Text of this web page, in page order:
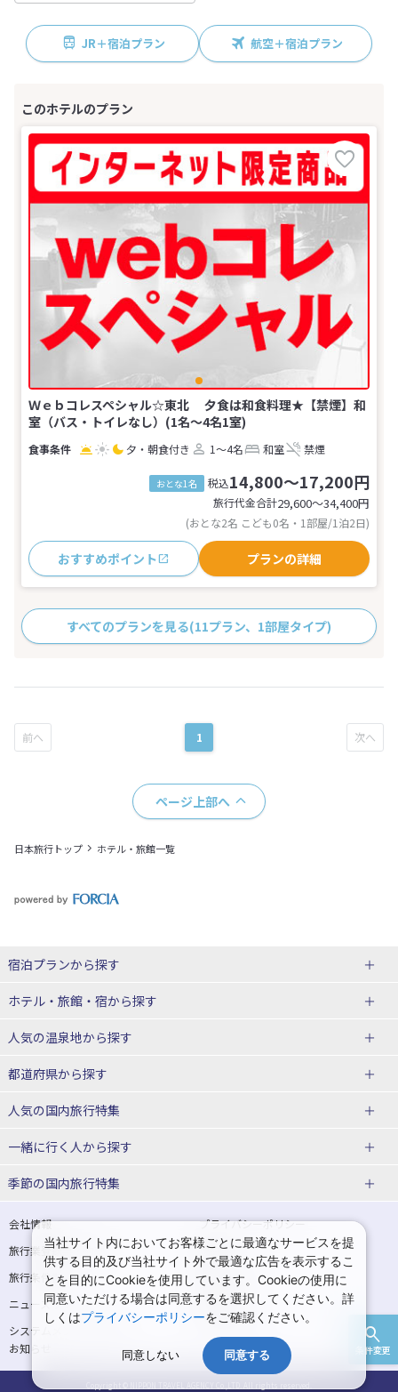
条件変更
JR＋宿泊プラン 航空＋宿泊プラン
Ｗｅｂコレスペシャル☆東北 夕食は和食料理★【禁煙】和
室（バス・トイレなし）(1名～4名1室)
夕・朝食付き 1～4名 和室 禁煙
おとな1名 税込14,800～17,200円
旅行代金合計29,600〜34,400円
(おとな2名 こども0名・1部屋/1泊2日)
おすすめポイント プランの詳細
すべてのプランを見る(11プラン、1部屋タイプ)
1
ページ上部へ
日本旅行トップ ホテル・旅館一覧
宿泊プランから探す
北海道
東北
青森県
宮城県
山形県
関東
埼玉県 千葉県
茨城県 栃木県
北陸
ホテル・旅館・宿から探す
北海道ホテル・旅館
青森県ホテル・旅館
宮城県ホテル・旅館
山形県ホテル・旅館
東京都ホテル・旅館 神奈川県ホテル・旅館
埼玉県ホテル・旅館 千葉県ホテル・旅館
茨城県ホテル・旅館 栃木県ホテル・旅館
群馬県ホテル・旅館
人気の温泉地から探す
北海道
湯の川温泉(北海道)
十勝川温泉(北海道)
洞爺湖温泉(北海道)
層雲峡温泉(北海道)
東北
花巻温泉(岩手) 蔵王温泉(山形)
かみのやま温泉(山形) 鳴子温泉(宮城)
秋保温泉(宮城) 飯坂温泉(福島)
都道府県から探す
北海道旅行・ツアー
東北
青森旅行・ツアー 岩手旅行・ツアー
宮城旅行・ツアー 秋田旅行・ツアー
山形旅行・ツアー 福島旅行・ツアー
東京旅行・ツアー 神奈川旅行・ツアー
人気の国内旅行特集
東京ディズニーリゾート®への旅
ユニバーサル・スタジオ・ジャパ
一緒に行く人から探す
一人旅 国内版
カップル・夫婦旅行 国内版 女子旅 国内版
卒業旅行・学生旅行 国内版
季節の国内旅行特集
桜・お花見特集
ゴールデンウィーク（GW）の国内
旅行
夏休み・お盆の国内旅行 7月の国内旅行
8月の国内旅行 9月の国内旅行
10月の国内旅行 11月の国内旅行
紅葉旅行
会社情報
プライバシーポリシー
旅行業登録票・約款
規約集
旅行条件書
商標について
ニュースリリース
採用情報
システムメンテナンスの
お知らせ
当社サイト内においてお客様ごとに最適なサービスを提
供する目的及び当社サイト外で最適な広告を表示するこ
とを目的にCookieを使用しています。Cookieの使用に
同意いただける場合は同意するを選択してください。詳
しくはプライバシーポリシーをご確認ください。
同意しない 同意する